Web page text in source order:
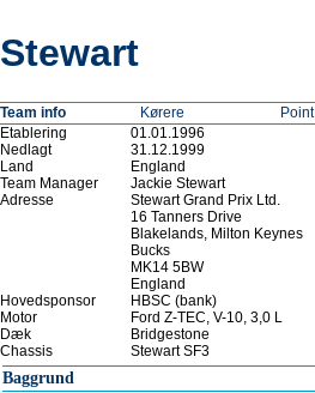
Stewart
Team info Kørere
Point
Etablering
01.01.1996
Nedlagt
31.12.1999
Land
England
Team Manager
Jackie Stewart
Adresse
Stewart Grand Prix Ltd.
16 Tanners Drive
Blakelands, Milton Keynes
Bucks
MK14 5BW
England
Hovedsponsor
HBSC (bank)
Motor
Ford Z-TEC, V-10, 3,0 L
Dæk
Bridgestone
Chassis
Stewart SF3
Baggrund